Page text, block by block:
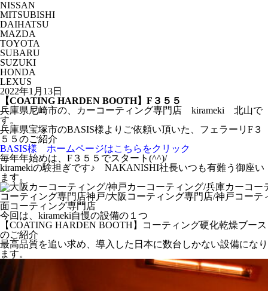
NISSAN
MITSUBISHI
DAIHATSU
MAZDA
TOYOTA
SUBARU
SUZUKI
HONDA
LEXUS
2022年1月13日
【COATING HARDEN BOOTH】F３５５
兵庫県尼崎市の、カーコーティング専門店 kirameki 北山で
す。
兵庫県宝塚市のBASIS様よりご依頼い頂いた、フェラーリF３
５５のご紹介
BASIS様 ホームページはこちらをクリック
毎年年始めは、F３５５でスタート(^^)/
kiramekiの験担ぎです♪ NAKANISHI社長いつも有難う御座い
ます。
今回は、kirameki自慢の設備の１つ
【COATING HARDEN BOOTH】コーティング硬化乾燥ブース
のご紹介
最高品質を追い求め、導入した日本に数台しかない設備になり
ます。